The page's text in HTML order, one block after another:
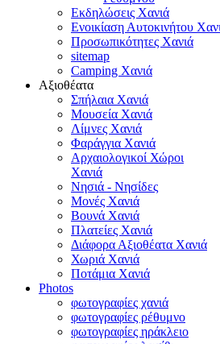
Εκδηλώσεις Χανιά
Ενοικίαση Αυτοκινήτου
Προσωπικότητες Χανιά
sitemap
Camping Χανιά
Αξιοθέατα
Σπήλαια Χανιά
Μουσεία Χανιά
Λίμνες Χανιά
Φαράγγια Χανιά
Αρχαιολογικοί Χώροι
Χανιά
Νησιά - Νησίδες
Μονές Χανιά
Βουνά Χανιά
Πλατείες Χανιά
Διάφορα Αξιοθέατα Χανιά
Χωριά Χανιά
Ποτάμια Χανιά
Photos
φωτογραφίες χανιά
φωτογραφίες ρέθυμνο
φωτογραφίες ηράκλειο